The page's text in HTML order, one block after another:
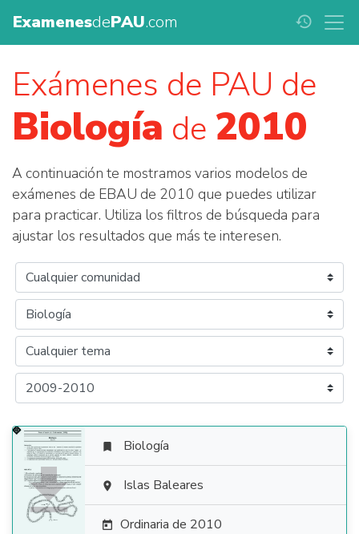
ExamenesdePAU.com history
Exámenes de PAU de
Biología de 2010
A continuación te mostramos varios modelos de
exámenes de EBAU de 2010 que puedes utilizar
para practicar. Utiliza los filtros de búsqueda para
ajustar los resultados que más te interesen.

 Biología
 Islas Baleares
 Ordinaria de 2010